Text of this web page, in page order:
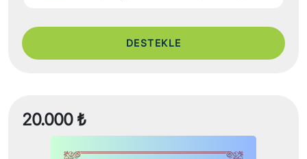
DESTEKLE
20.000 ₺